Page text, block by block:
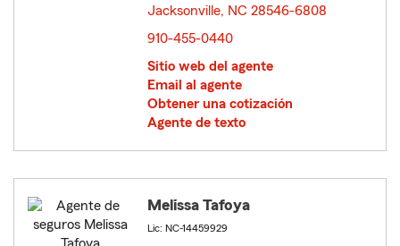
Jacksonville, NC 28546-6808
910-455-0440
Sitio web del agente
Email al agente
Obtener una cotización
Agente de texto
Melissa Tafoya
Lic: NC-14459929